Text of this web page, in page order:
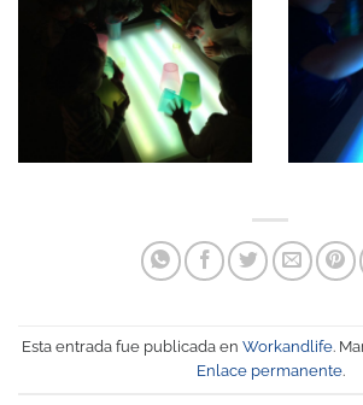
Esta entrada fue publicada en Workandlife.
Enlace permanente.